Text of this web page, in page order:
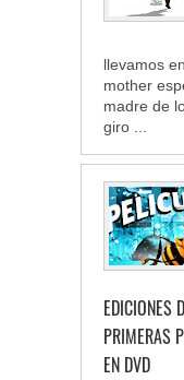
llevamos
mother
madre de
giro ...
EDICIONES
PRIMERAS
EN DVD